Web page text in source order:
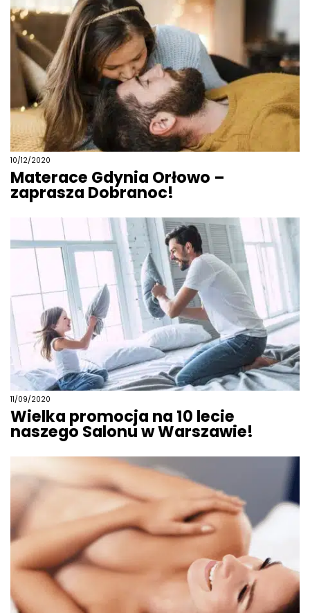
10/12/2020
Materace Gdynia Orłowo –
zaprasza Dobranoc!
11/09/2020
Wielka promocja na 10 lecie
naszego Salonu w Warszawie!